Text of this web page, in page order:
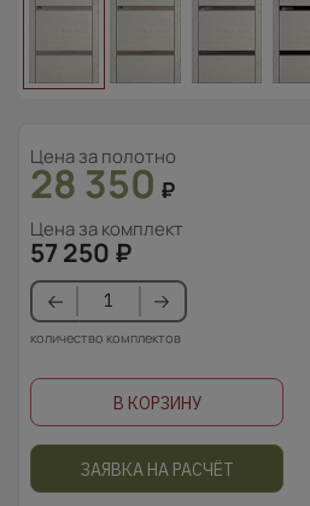
Цена за полотно
28 350 ₽
Цена за комплект
57 250 ₽
количество комплектов
В КОРЗИНУ
ЗАЯВКА НА РАСЧЁТ